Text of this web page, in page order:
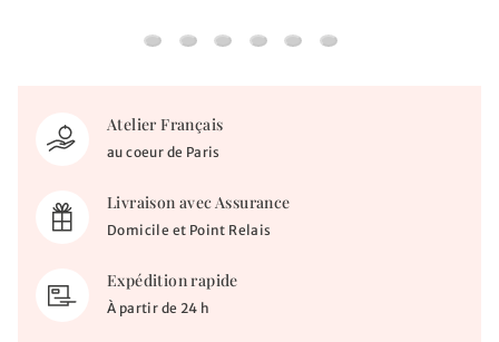
Bracelet Croix - Or jaune 9ct
Bracelet miraculeuse et croix ajourée -
Bracelet ange & croix - Or jaune 9ct
Gourmette bébé arbre de vie
Gourmette bébé étoilée -
Jonc enfant réglable -
Atelier Français
au coeur de Paris
Livraison avec Assurance
Domicile et Point Relais
Expédition rapide
À partir de 24 h